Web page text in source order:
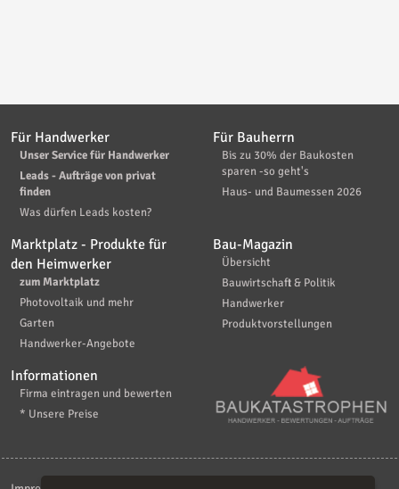
Für Handwerker
Unser Service für Handwerker
Leads - Aufträge von privat
finden
Was dürfen Leads kosten?
Für Bauherrn
Bis zu 30% der Baukosten
sparen -so geht's
Haus- und Baumessen 2026
Marktplatz - Produkte für
den Heimwerker
zum Marktplatz
Photovoltaik und mehr
Garten
Handwerker-Angebote
Bau-Magazin
Übersicht
Bauwirtschaft & Politik
Handwerker
Produktvorstellungen
Informationen
Firma eintragen und bewerten
* Unsere Preise